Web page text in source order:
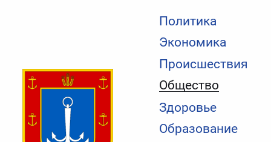
Политика
Экономика
Происшествия
Общество
Здоровье
Образование